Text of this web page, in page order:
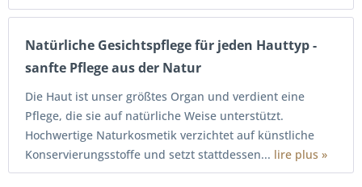
Natürliche Gesichtspflege für jeden Hauttyp -
sanfte Pflege aus der Natur
Die Haut ist unser größtes Organ und verdient eine
Pflege, die sie auf natürliche Weise unterstützt.
Hochwertige Naturkosmetik verzichtet auf künstliche
Konservierungsstoffe und setzt stattdessen... lire plus »